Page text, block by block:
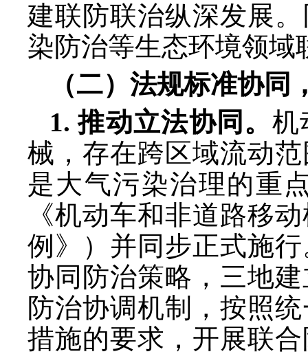
建联防联治纵深发展
染防治等生态环境领域
（二）法规标准协同
1. 推动立法协同。 机
械，存在跨区域流动
是大气污染治理的重
《机动车和非道路移
例》）并同步正式施
协同防治策略，三地
防治协调机制，按照
措施的要求，开展联